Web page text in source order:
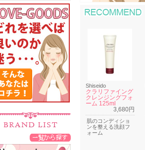
Shiseido
クラリファイング
クレンジングフォ
ーム 125ml
3,680円
肌のコンディショ
ンを整える洗顔フ
ォーム